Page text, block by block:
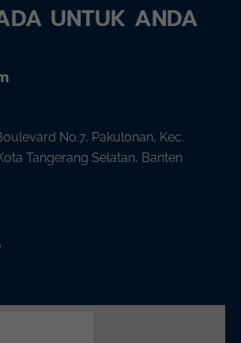
UNTUK ANDA
No.7, Pakulonan, Kec.
Tangerang Selatan, Banten